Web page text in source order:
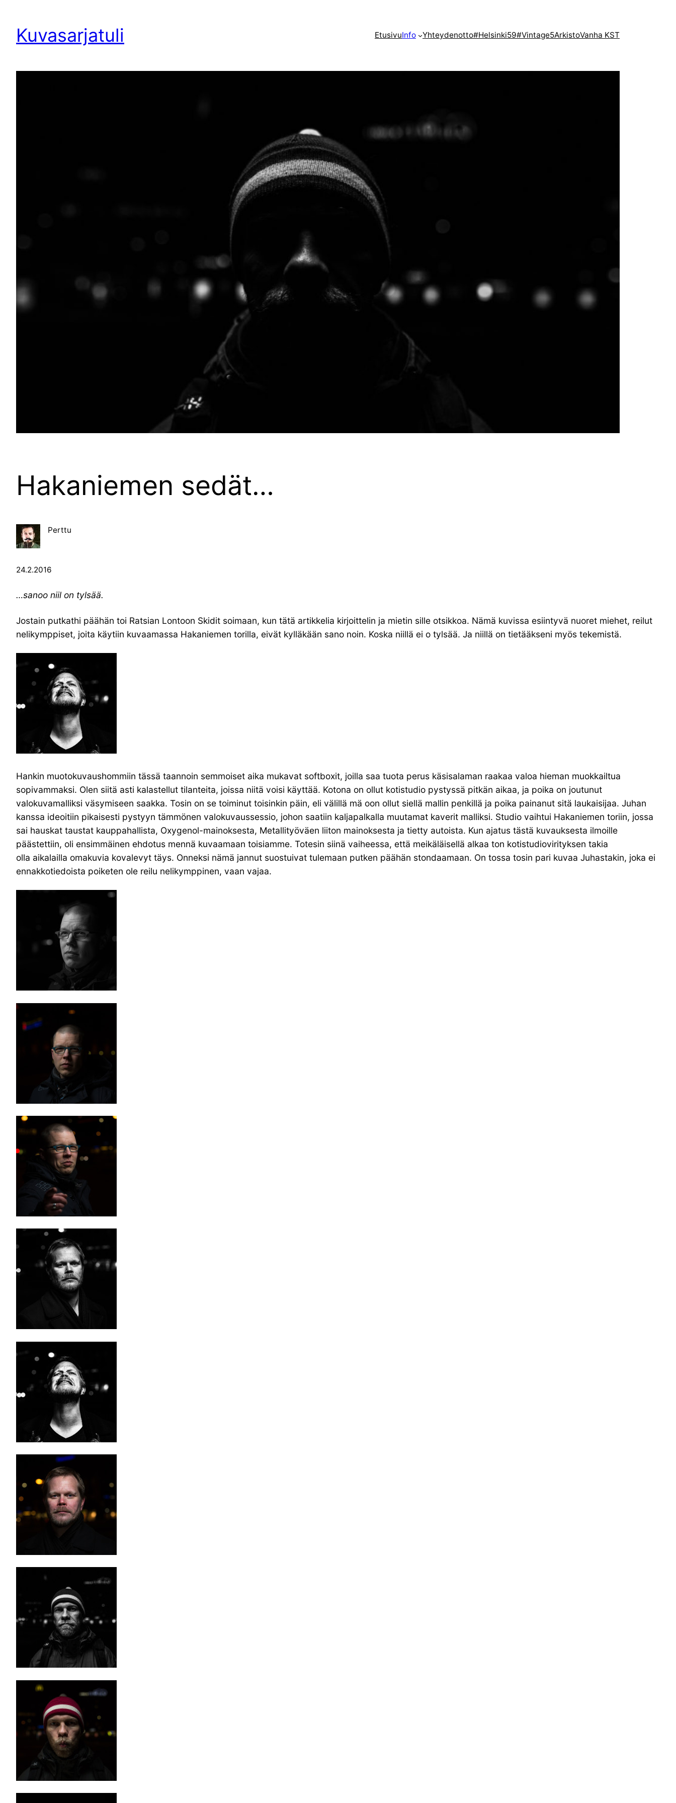
Kuvasarjatuli EtusivuInfo Yhteydenotto#Helsinki59#Vintage5ArkistoVanha KST
Hakaniemen sedät…
Perttu
24.2.2016
…sanoo niil on tylsää.
Jostain putkathi päähän toi Ratsian Lontoon Skidit soimaan, kun tätä artikkelia kirjoittelin ja mietin sille otsikkoa. Nämä kuvissa esiintyvä nuoret miehet, reilut
nelikymppiset, joita käytiin kuvaamassa Hakaniemen torilla, eivät kylläkään sano noin. Koska niillä ei o tylsää. Ja niillä on tietääkseni myös tekemistä.
Hankin muotokuvaushommiin tässä taannoin semmoiset aika mukavat softboxit, joilla saa tuota perus käsisalaman raakaa valoa hieman muokkailtua
sopivammaksi. Olen siitä asti kalastellut tilanteita, joissa niitä voisi käyttää. Kotona on ollut kotistudio pystyssä pitkän aikaa, ja poika on joutunut
valokuvamalliksi väsymiseen saakka. Tosin on se toiminut toisinkin päin, eli välillä mä oon ollut siellä mallin penkillä ja poika painanut sitä laukaisijaa. Juhan
kanssa ideoitiin pikaisesti pystyyn tämmönen valokuvaussessio, johon saatiin kaljapalkalla muutamat kaverit malliksi. Studio vaihtui Hakaniemen toriin, jossa
sai hauskat taustat kauppahallista, Oxygenol-mainoksesta, Metallityöväen liiton mainoksesta ja tietty autoista. Kun ajatus tästä kuvauksesta ilmoille
päästettiin, oli ensimmäinen ehdotus mennä kuvaamaan toisiamme. Totesin siinä vaiheessa, että meikäläisellä alkaa ton kotistudiovirityksen takia
olla aikalailla omakuvia kovalevyt täys. Onneksi nämä jannut suostuivat tulemaan putken päähän stondaamaan. On tossa tosin pari kuvaa Juhastakin, joka ei
ennakkotiedoista poiketen ole reilu nelikymppinen, vaan vajaa.